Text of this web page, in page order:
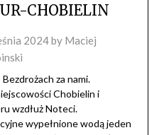
CHOBIELIN
2024by Maciej
za nami.
Chobielin i
wzdłuż Noteci.
wypełnione wodą jeden